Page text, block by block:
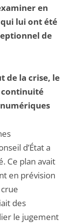
en
lui ont été
de
de la crise, le
continuité
d’État a
Ce plan avait
en prévision
des
le jugement